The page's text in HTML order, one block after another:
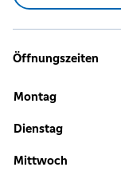
Öffnungszeiten
Montag
Dienstag
Mittwoch